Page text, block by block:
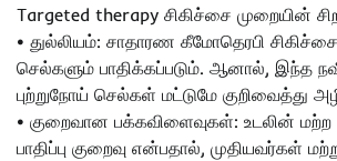
Targeted therapy சிகிச்சை முறையின்
• துல்லியம்: சாதாரண கீமோதெரபி
செல்களும் பாதிக்கப்படும். ஆனால், இந்த
புற்றுநோய் செல்கள் மட்டுமே குறிவைத்து
• குறைவான பக்கவிளைவுகள்: உடலின் மற்ற
பாதிப்பு குறைவு என்பதால், முதியவர்கள்